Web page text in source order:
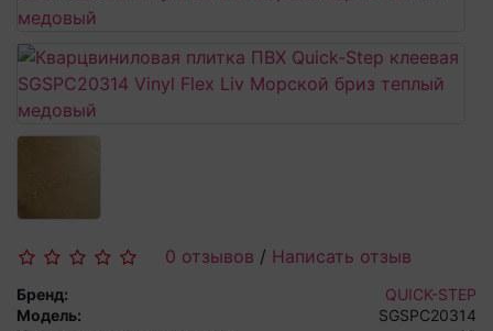
0 отзывов / Написать отзыв
Бренд:
QUICK-STEP
Модель:
SGSPC20314